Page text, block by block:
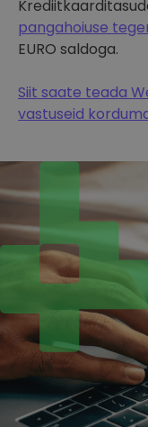
pangahoiuse
EURO saldoga.
Siit saate teada
vastuseid